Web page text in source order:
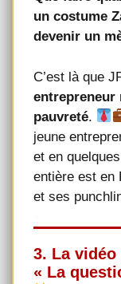
un costume
devenir un
C’est là que
entrepreneur
pauvreté.
jeune
et en
entière est en
et ses
3. La
« La